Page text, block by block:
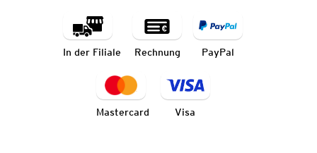
In der Filiale Rechnung PayPal
Mastercard Visa